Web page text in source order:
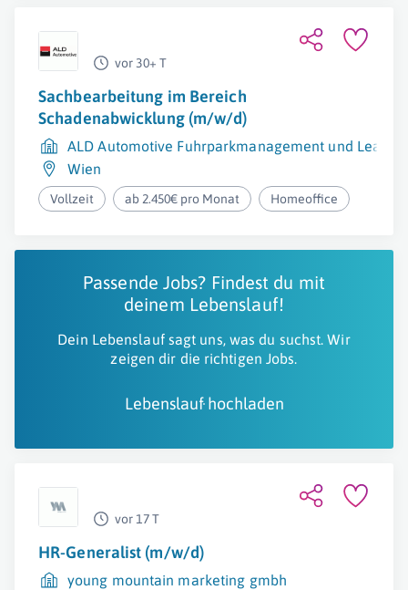
vor 30+ T
Sachbearbeitung im Bereich
Schadenabwicklung (m/w/d)
ALD Automotive Fuhrparkmanagement und
Wien
Vollzeit ab 2.450€ pro Monat Homeoffice
Passende Jobs? Findest du mit
deinem Lebenslauf!
Dein Lebenslauf sagt uns, was du suchst. Wir
zeigen dir die richtigen Jobs.
Lebenslauf hochladen
vor 17 T
HR-Generalist (m/w/d)
young mountain marketing gmbh